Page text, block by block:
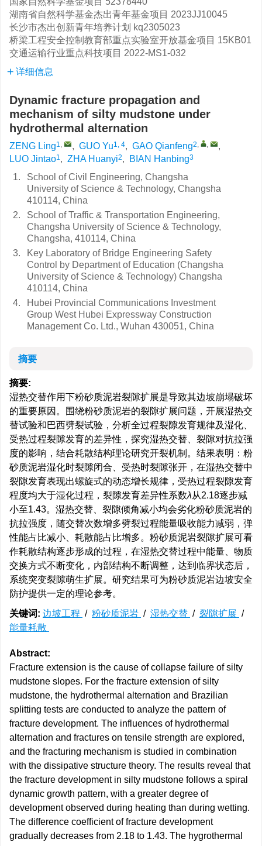
湖南省自然科学基金杰出青年基金项目 2023JJ10045
长沙市杰出创新青年培养计划 kq2305023
桥梁工程安全控制教育部重点实验室开放基金项目 15KB01
交通运输行业重点科技项目 2022-MS1-032
详细信息
Dynamic fracture propagation and
mechanism of silty mudstone under
hydrothermal alternation
ZENG Ling1, , GUO Yu1, 4, GAO Qianfeng2, ,
,
LUO Jintao1, ZHA Huanyi2, BIAN Hanbing3
1.
School of Civil Engineering, Changsha
University of Science & Technology, Changsha
410114, China
2.
School of Traffic & Transportation Engineering,
Changsha University of Science & Technology,
Changsha, 410114, China
3.
Key Laboratory of Bridge Engineering Safety
Control by Department of Education (Changsha
University of Science & Technology) Changsha
410114, China
4.
Hubei Provincial Communications Investment
Group West Hubei Expressway Construction
Management Co. Ltd., Wuhan 430051, China
摘要
摘要:
湿热交替作用下粉砂质泥岩裂隙扩展是导致其边坡崩塌破坏
的重要原因。围绕粉砂质泥岩的裂隙扩展问题，开展湿热交
替试验和巴西劈裂试验，分析全过程裂隙发育规律及湿化、
受热过程裂隙发育的差异性，探究湿热交替、裂隙对抗拉强
度的影响，结合耗散结构理论研究开裂机制。结果表明：粉
砂质泥岩湿化时裂隙闭合、受热时裂隙张开，在湿热交替中
裂隙发育表现出螺旋式的动态增长规律，受热过程裂隙发育
程度均大于湿化过程，裂隙发育差异性系数λ从2.18逐步减
小至1.43。湿热交替、裂隙倾角减小均会劣化粉砂质泥岩的
抗拉强度，随交替次数增多劈裂过程能量吸收能力减弱，弹
性能占比减小、耗散能占比增多。粉砂质泥岩裂隙扩展可看
作耗散结构逐步形成的过程，在湿热交替过程中能量、物质
交换方式不断变化，内部结构不断调整，达到临界状态后，
系统突变裂隙萌生扩展。研究结果可为粉砂质泥岩边坡安全
防护提供一定的理论参考。
关键词: 边坡工程 / 粉砂质泥岩 / 湿热交替 / 裂隙扩展 /
能量耗散
Abstract:
Fracture extension is the cause of collapse failure of silty
mudstone slopes. For the fracture extension of silty
mudstone, the hydrothermal alternation and Brazilian
splitting tests are conducted to analyze the pattern of
fracture development. The influences of hydrothermal
alternation and fractures on tensile strength are explored,
and the fracturing mechanism is studied in combination
with the dissipative structure theory. The results reveal that
the fracture development in silty mudstone follows a spiral
dynamic growth pattern, with a greater degree of
development observed during heating than during wetting.
The difference coefficient of fracture development
gradually decreases from 2.18 to 1.43. The hygrothermal